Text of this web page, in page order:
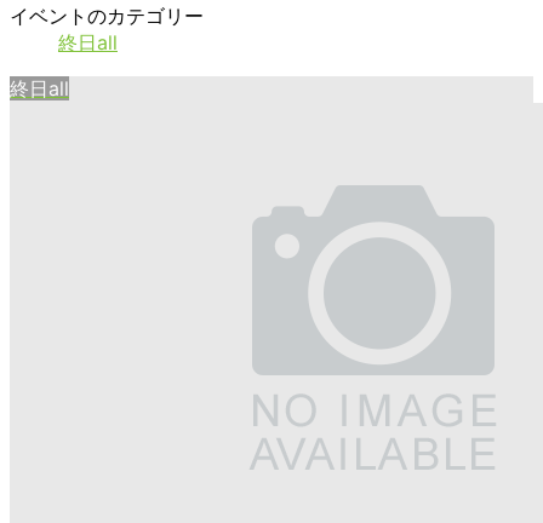
み
の
イベントのカテゴリー
終日all
終日all